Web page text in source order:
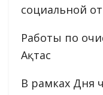
социальной
Работы по
Ақтас
В рамках Дня